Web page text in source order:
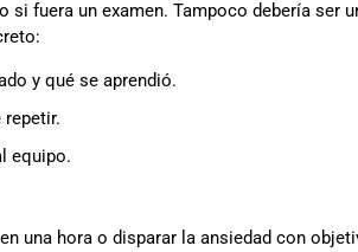
si fuera un examen. Tampoco debería ser
y qué se aprendió.
equipo.
una hora o disparar la ansiedad con